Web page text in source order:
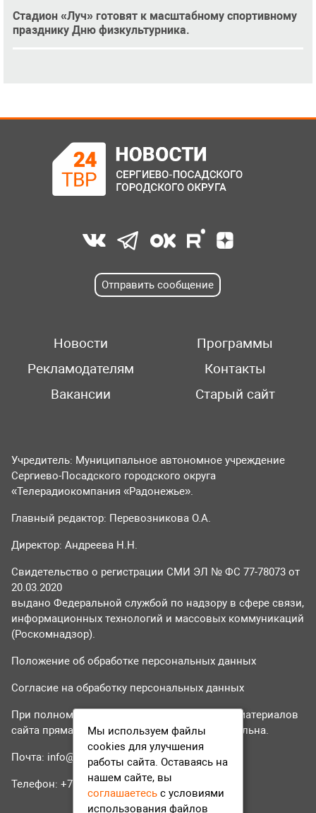
Стадион «Луч» готовят к масштабному спортивному
празднику Дню физкультурника.
Отправить сообщение
Новости
Программы
Рекламодателям
Контакты
Вакансии
Старый сайт
Учредитель: Муниципальное автономное учреждение
Сергиево-Посадского городского округа
«Телерадиокомпания «Радонежье».
Главный редактор: Перевозникова О.А.
Директор: Андреева Н.Н.
Свидетельство о регистрации СМИ ЭЛ № ФС 77-78073 от
20.03.2020
выдано Федеральной службой по надзору в сфере связи,
информационных технологий и массовых коммуникаций
(Роскомнадзор).
Положение об обработке персональных данных
Согласие на обработку персональных данных
При полном или частичном использовании материалов
сайта прямая гиперссылка на tvr24.tv обязательна.
Почта: info@tvr24.tv
Телефон: +7 (496) 551-04-95
Мы используем файлы
cookies для улучшения
работы сайта. Оставаясь на
нашем сайте, вы
соглашаетесь с условиями
использования файлов